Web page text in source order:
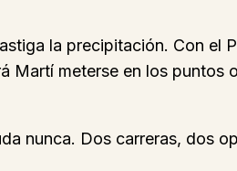
la precipitación. Con
Martí meterse en los
nunca. Dos carreras, dos